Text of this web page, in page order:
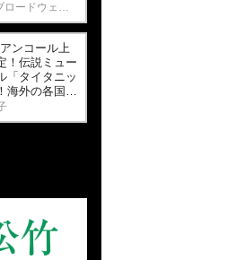
ンコール上
！伝説ミュー
「タイタニッ
海外の各国版
気！（Part
映像あり！